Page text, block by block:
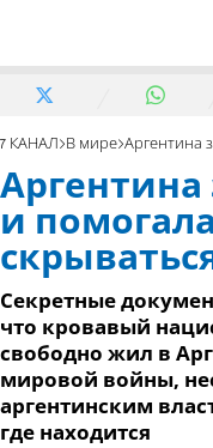
7 КАНАЛ В мире Аргентина
Аргентина
и
Секретные
что кровавый
свободно жил в
мировой войны,
аргентинским
где находится